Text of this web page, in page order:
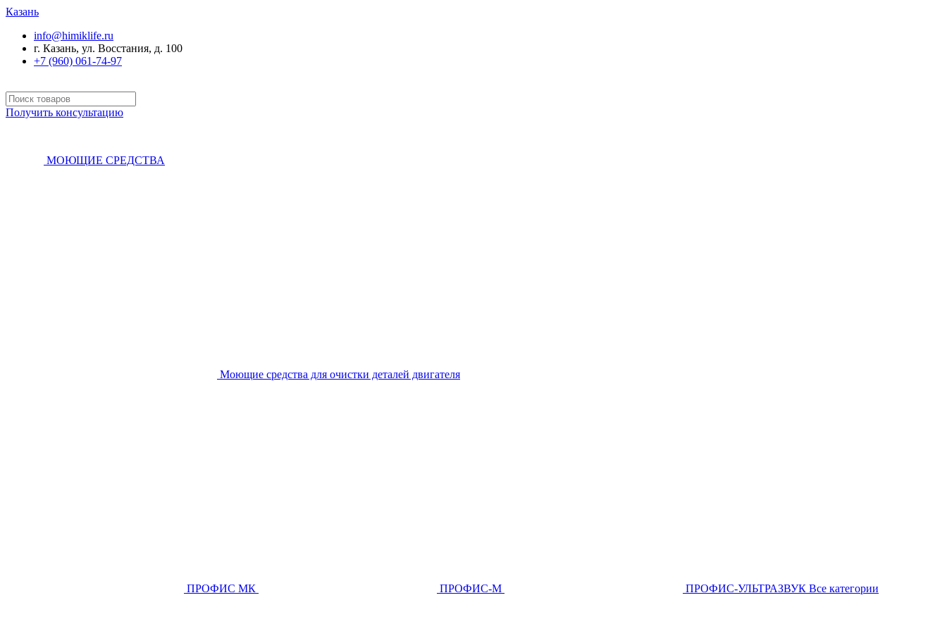
Казань
info@himiklife.ru
г. Казань, ул. Восстания, д. 100
+7 (960) 061-74-97
Получить консультацию
МОЮЩИЕ СРЕДСТВА
Моющие средства для очистки деталей двигателя
ПРОФИС МК ПРОФИС-М ПРОФИС-УЛЬТРАЗВУК Все категории